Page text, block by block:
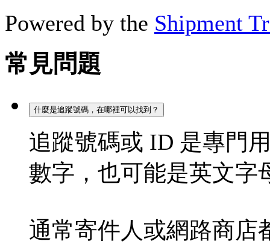
Powered by the Shipment
常見問題
什麼是追蹤號碼，在哪裡可以找到？
追蹤號碼或 ID 是專門
數字，也可能是英文字
通常寄件人或網路商店